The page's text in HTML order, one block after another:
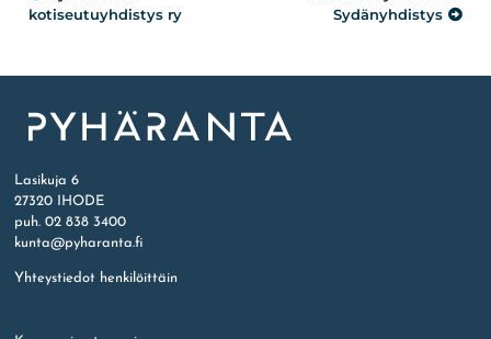
selaus
kotiseutuyhdistys ry
Sydänyhdistys
Lasikuja 6
27320 IHODE
puh. 02 838 3400
kunta@pyharanta.fi
Yhteystiedot henkilöittäin